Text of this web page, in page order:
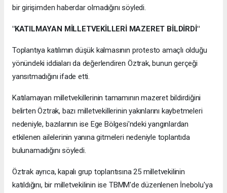
bir girişimden haberdar olmadığını söyledi.
"KATILMAYAN MİLLETVEKİLLERİ MAZERET BİLDİRDİ"
Toplantıya katılımın düşük kalmasının protesto amaçlı olduğu
yönündeki iddiaları da değerlendiren Öztrak, bunun gerçeği
yansıtmadığını ifade etti.
Katılamayan milletvekillerinin tamamının mazeret bildirdiğini
belirten Öztrak, bazı milletvekillerinin yakınlarını kaybetmeleri
nedeniyle, bazılarının ise Ege Bölgesi'ndeki yangınlardan
etkilenen ailelerinin yanına gitmeleri nedeniyle toplantıda
bulunamadığını söyledi.
Öztrak ayrıca, kapalı grup toplantısına 25 milletvekilinin
katıldığını, bir milletvekilinin ise TBMM'de düzenlenen İnebolu'ya